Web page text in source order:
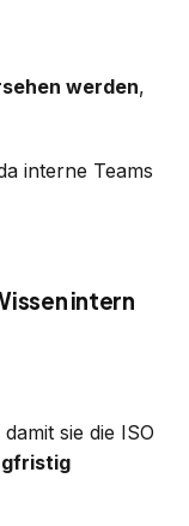
werden,
interne Teams
intern
sie die ISO